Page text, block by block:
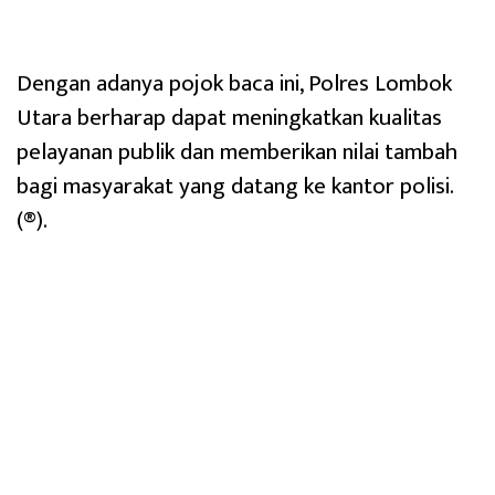
Dengan adanya pojok baca ini, Polres Lombok
Utara berharap dapat meningkatkan kualitas
pelayanan publik dan memberikan nilai tambah
bagi masyarakat yang datang ke kantor polisi.
(®).